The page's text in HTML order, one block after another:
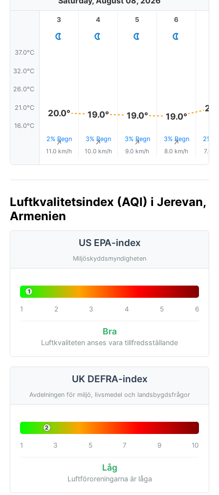
37.0°C
32.0°C
26.0°C
21.0°C
16.0°C
3
20.0°
2% Regn
↑
11.0 km/h
4
19.0°
3% Regn
↑
10.0 km/h
5
19.0°
3% Regn
↑
9.0 km/h
6
19.0°
3% Regn
↑
8.0 km/h
2%
7.0
Luftkvalitetsindex (AQI) i Jerevan,
Armenien
US EPA-index
Miljöskyddsmyndigheten
1
1 2 3 4 5 6
Bra
Luftkvaliteten anses vara tillfredsställande
UK DEFRA-index
Avdelningen för miljö, livsmedel och landsbygdsfrågor
2
1 3 5 7 9 10
Låg
Luftföroreningarna är låga